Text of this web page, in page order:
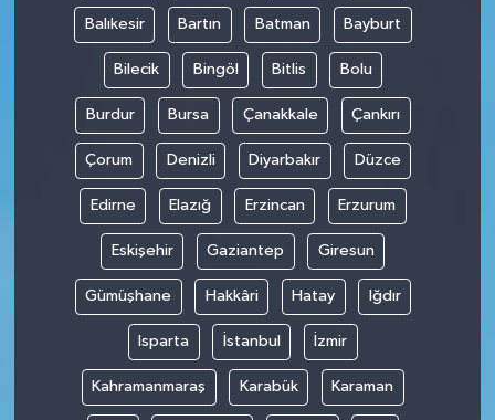
Balıkesir Bartın Batman Bayburt
Bilecik Bingöl Bitlis Bolu
Burdur Bursa Çanakkale Çankırı
Çorum Denizli Diyarbakır Düzce
Edirne Elazığ Erzincan Erzurum
Eskişehir Gaziantep Giresun
Gümüşhane Hakkâri Hatay Iğdır
Isparta İstanbul İzmir
Kahramanmaraş Karabük Karaman